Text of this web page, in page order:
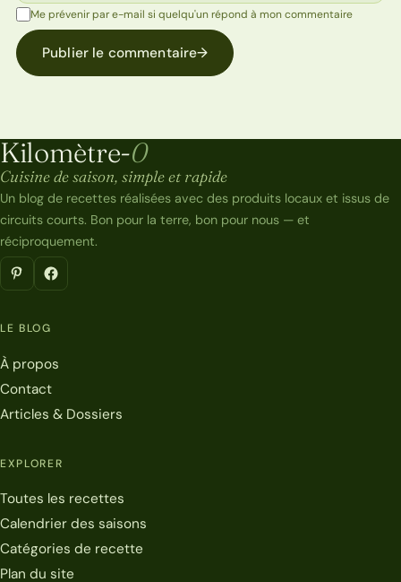
Me prévenir par e-mail si quelqu'un répond à mon commentaire
Publier le commentaire→
Kilomètre-0
Kilomètre-0
Cuisine de saison, simple et rapide
Un blog de recettes réalisées avec des produits locaux et issus de
circuits courts. Bon pour la terre, bon pour nous — et
réciproquement.
LE BLOG
À propos
Contact
Articles & Dossiers
EXPLORER
Toutes les recettes
Calendrier des saisons
Catégories de recette
Plan du site